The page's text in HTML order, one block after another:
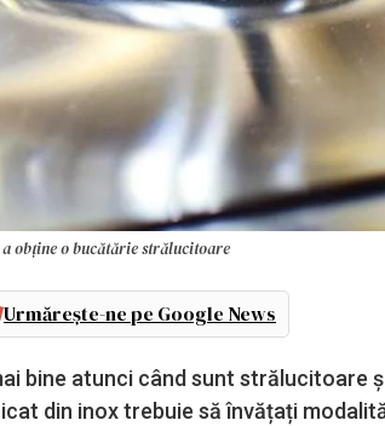
obține o bucătărie strălucitoare
Urmărește-ne pe Google News
bine atunci când sunt strălucitoare
din inox trebuie să învățați